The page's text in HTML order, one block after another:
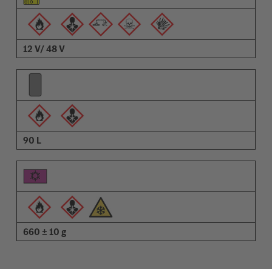
Descriere
12 V/ 48 V
90 L
660 ± 10 g